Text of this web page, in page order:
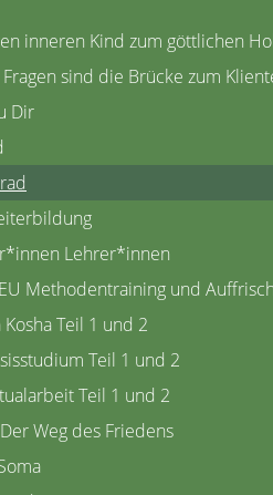
inneren Kind zum göttlichen
sind die Brücke zum
Dir
Lehrer*innen
Methodentraining und
Kosha Teil 1 und 2
Teil 1 und 2
Teil 1 und 2
Weg des Friedens